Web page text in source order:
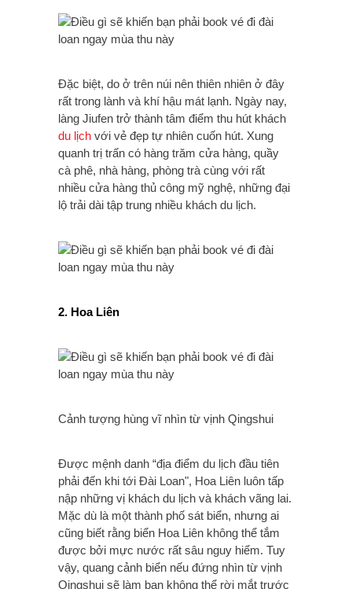
Đặc biệt, do ở trên núi nên thiên nhiên ở đây
rất trong lành và khí hậu mát lạnh. Ngày nay,
làng Jiufen trở thành tâm điểm thu hút khách
du lịch với vẻ đẹp tự nhiên cuốn hút. Xung
quanh trị trấn có hàng trăm cửa hàng, quầy
cà phê, nhà hàng, phòng trà cùng với rất
nhiều cửa hàng thủ công mỹ nghệ, những đại
lộ trải dài tập trung nhiều khách du lịch.
2. Hoa Liên
Cảnh tượng hùng vĩ nhìn từ vịnh Qingshui
Được mệnh danh “địa điểm du lịch đầu tiên
phải đến khi tới Đài Loan", Hoa Liên luôn tấp
nập những vị khách du lịch và khách vãng lai.
Mặc dù là một thành phố sát biển, nhưng ai
cũng biết rằng biển Hoa Liên không thể tắm
được bởi mực nước rất sâu nguy hiểm. Tuy
vậy, quang cảnh biển nếu đứng nhìn từ vịnh
Qingshui sẽ làm bạn không thể rời mắt trước